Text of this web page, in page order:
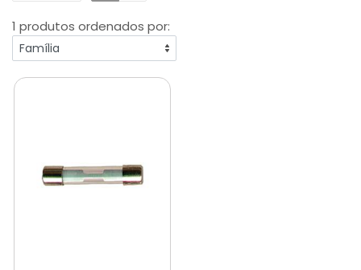
1 produtos ordenados por: